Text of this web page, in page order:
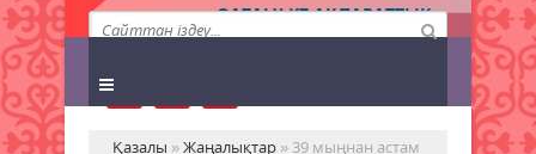
QAZALY.KZ АҚПАРАТТЫҚ
АГЕНТТІГІ
Қазалы »Жаңалықтар » 39 мыңнан астам